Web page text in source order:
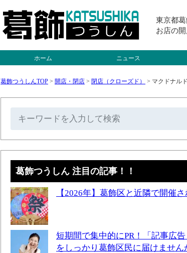
東京都
お店の
ホーム ニュース
葛飾つうしんTOP > 開店・閉店 > 閉店（クローズド） > マクドナル
葛飾つうしん 注目の記事！！
【2026年】葛飾区と近隣で開催
短期間で集中的にPR！「記事広
をしっかり葛飾区民に届けません